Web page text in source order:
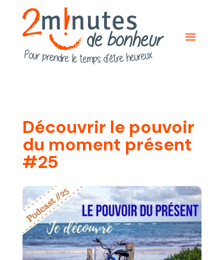
Découvrir le pouvoir
du moment présent
#25